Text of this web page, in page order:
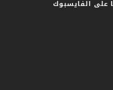
على الفايسبوك